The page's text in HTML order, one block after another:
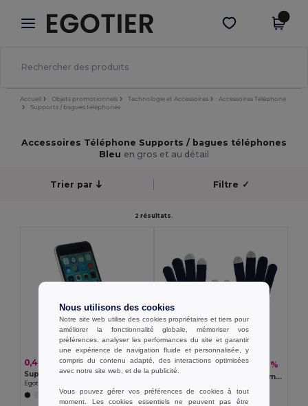
× Appli Egotier
Meilleurs prix sur l’app !
Obtenir l'appli
Accueil Objets promotionnels Technologie et Accessoires
Accessoires Téléphone
Supports / bagues téléphones
Accessoires Téléphone Supports / bagues téléphones
Bleu en gros et au détail
Trier par Filtre ✓
2 résultats.
0,40 €
Support pour téléphone portable en ABS et TPR
Egotier 97367
+2 Couleurs
2,11 €2,35 € -10%
TACTO Gants tactiles pour smartphone
Nous utilisons des cookies
Notre site web utilise des cookies propriétaires et tiers pour
améliorer la fonctionnalité globale, mémoriser vos
préférences, analyser les performances du site et garantir
une expérience de navigation fluide et personnalisée, y
compris du contenu adapté, des interactions optimisées
avec notre site web, et de la publicité.
Vous pouvez gérer vos préférences de cookies à tout
moment. Les cookies essentiels ne peuvent pas être